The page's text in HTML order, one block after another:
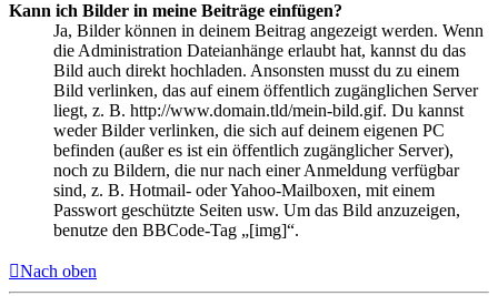
Kann ich Bilder in meine Beiträge einfügen?
Ja, Bilder können in deinem Beitrag angezeigt werden. Wenn
die Administration Dateianhänge erlaubt hat, kannst du das
Bild auch direkt hochladen. Ansonsten musst du zu einem
Bild verlinken, das auf einem öffentlich zugänglichen Server
liegt, z. B. http://www.domain.tld/mein-bild.gif. Du kannst
weder Bilder verlinken, die sich auf deinem eigenen PC
befinden (außer es ist ein öffentlich zugänglicher Server),
noch zu Bildern, die nur nach einer Anmeldung verfügbar
sind, z. B. Hotmail- oder Yahoo-Mailboxen, mit einem
Passwort geschützte Seiten usw. Um das Bild anzuzeigen,
benutze den BBCode-Tag „[img]“.
Nach oben